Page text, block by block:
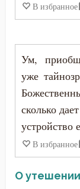
Закон Божий
Здоровье
Зло
Кирилл
Климент
Лев Великий
Лев
Лука
Макарий
В избранное
Ум,
уже
сколько
устройство
В избранное
О утешении